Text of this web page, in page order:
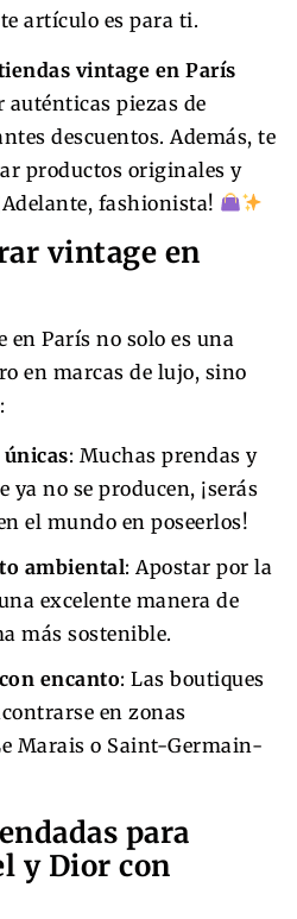
artículo es para ti.
vintage en París
auténticas piezas de
descuentos. Además, te
productos originales y
fashionista!
vintage en
París no solo es una
en marcas de lujo, sino
: Muchas prendas y
ya no se producen, ¡serás
el mundo en poseerlos!
ambiental: Apostar por la
excelente manera de
más sostenible.
encanto: Las boutiques
en zonas
Marais o Saint-Germain-
para
y Dior con